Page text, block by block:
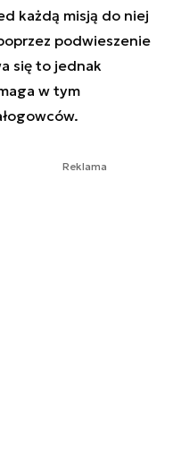
każdą misją do niej
podwieszenie
się to jednak
w tym
Reklama